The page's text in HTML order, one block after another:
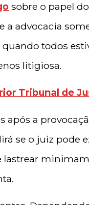
sobre o papel
a advocacia
todos
litigiosa.
Tribunal de
a
se o juiz pode